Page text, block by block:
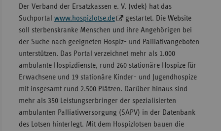
Der Verband der Ersatzkassen e. V. (vdek) hat das
Suchportal www.hospizlotse.de
gestartet. Die Website
soll sterbenskranke Menschen und ihre Angehörigen bei
der Suche nach geeigneten Hospiz- und Palliativangeboten
unterstützen. Das Portal verzeichnet mehr als 1.000
ambulante Hospizdienste, rund 260 stationäre Hospize für
Erwachsene und 19 stationäre Kinder- und Jugendhospize
mit insgesamt rund 2.500 Plätzen. Darüber hinaus sind
mehr als 350 Leistungserbringer der spezialisierten
ambulanten Palliativversorgung (SAPV) in der Datenbank
des Lotsen hinterlegt. Mit dem Hospizlotsen bauen die